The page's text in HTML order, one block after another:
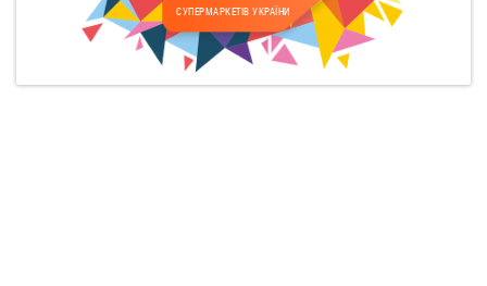
СУПЕРМАРКЕТІВ УКРАЇНИ